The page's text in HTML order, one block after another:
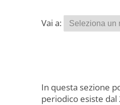
Vai a:
In questa sezione
periodico esiste